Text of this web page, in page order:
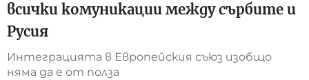
всички комуникации между сърбите и
Русия
Интеграцията в Европейския съюз изобщо
няма да е от полза